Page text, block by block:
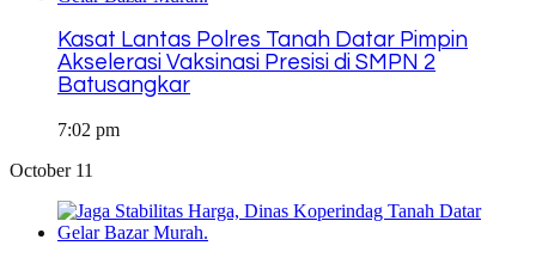
Kasat Lantas Polres Tanah Datar Pimpin
Akselerasi Vaksinasi Presisi di SMPN 2
Batusangkar
7:02 pm
October 11